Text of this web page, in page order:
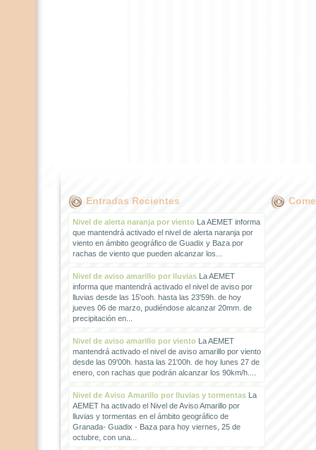
Entradas Recientes
Nivel de alerta naranja por vientoLa AEMET informa
que mantendrá activado el nivel de alerta naranja por
viento en ámbito geográfico de Guadix y Baza por
rachas de viento que pueden alcanzar los...
Nivel de aviso amarillo por lluviasLa AEMET
informa que mantendrá activado el nivel de aviso por
lluvias desde las 15'ooh. hasta las 23'59h. de hoy
jueves 06 de marzo, pudiéndose alcanzar 20mm. de
precipitación en...
Nivel de aviso amarillo por vientoLa AEMET
mantendrá activado el nivel de aviso amarillo por viento
desde las 09'00h. hasta las 21'00h. de hoy lunes 27 de
enero, con rachas que podrán alcanzar los 90km/h....
Nivel de Aviso Amarillo por lluvias y tormentasLa
AEMET ha activado el Nivel de Aviso Amarillo por
lluvias y tormentas en el ámbito geográfico de
Granada- Guadix - Baza para hoy viernes, 25 de
octubre, con una...